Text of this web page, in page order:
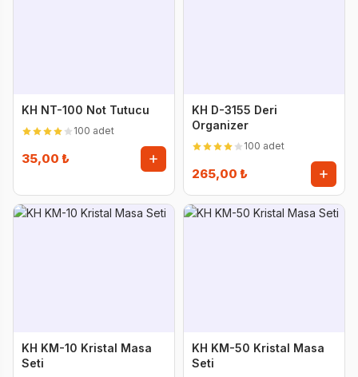
KH NT-100 Not Tutucu
100 adet
35,00 ₺
KH D-3155 Deri
Organizer
100 adet
265,00 ₺
KH KM-10 Kristal Masa
Seti
KH KM-50 Kristal Masa
Seti